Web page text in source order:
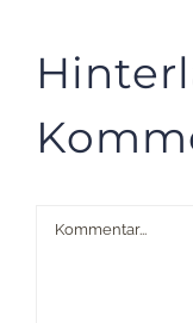
Kommentar